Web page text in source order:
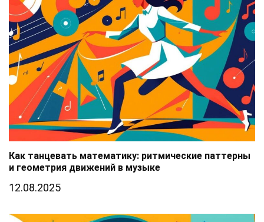
Как танцевать математику: ритмические паттерны
и геометрия движений в музыке
12.08.2025